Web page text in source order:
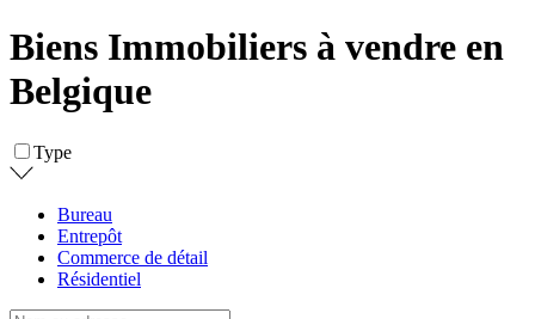
Biens Immobiliers à vendre en
Belgique
Type
Bureau
Entrepôt
Commerce de détail
Résidentiel